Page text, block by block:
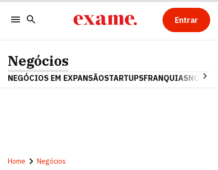
Entrar
Negócios
NEGÓCIOS EM EXPANSÃOSTARTUPSFRANQUIAS
Home Negócios